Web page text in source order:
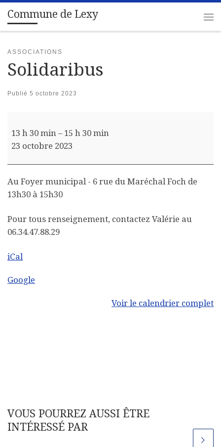
Passer au contenu
Commune de Lexy
ASSOCIATIONS
Solidaribus
Publié 5 octobre 2023
13 h 30 min – 15 h 30 min
23 octobre 2023
Au Foyer municipal - 6 rue du Maréchal Foch de
13h30 à 15h30
Pour tous renseignement, contactez Valérie au
06.34.47.88.29
iCal
Google
Voir le calendrier complet
VOUS POURREZ AUSSI ÊTRE
INTÉRESSÉ PAR